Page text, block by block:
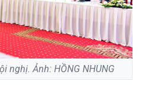
nghị. Ảnh: HỒNG NHUNG